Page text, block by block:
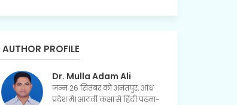
AUTHOR PROFILE
Dr. Mulla Adam Ali
जन्म 26 सितंबर को अनंतपुर, आंध्र
प्रदेश में। आठवीं कक्षा से हिंदी पढ़ना-